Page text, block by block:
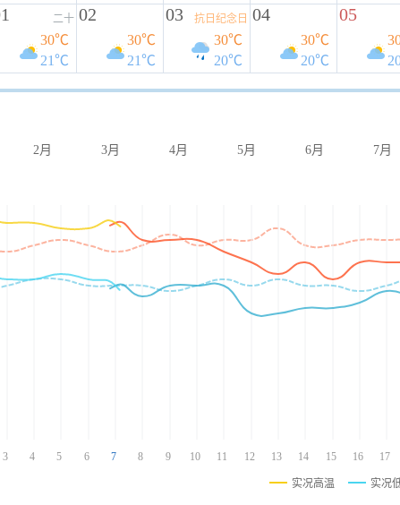
二十
30℃
21℃
02
30℃
21℃
03 抗日纪念日
30℃
20℃
04
30℃
20℃
05
2月 3月 4月 5月 6月 7月
3 4 5 6 7 8 9 10 11 12 13 14 15 16 17
实况高温 实况